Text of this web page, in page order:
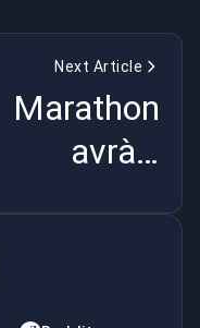
Next Article
Marathon
avrà il